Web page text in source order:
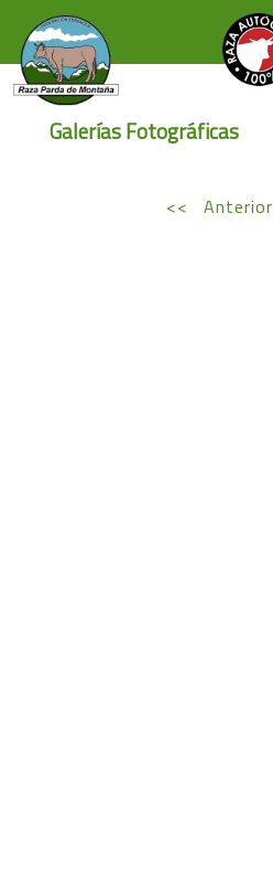
Galerías Fotográficas
<< Anterior